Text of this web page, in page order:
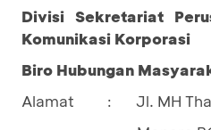
Divisi Sekretariat
Komunikasi Korporasi
Biro Hubungan
Alamat
:
Jl. MH